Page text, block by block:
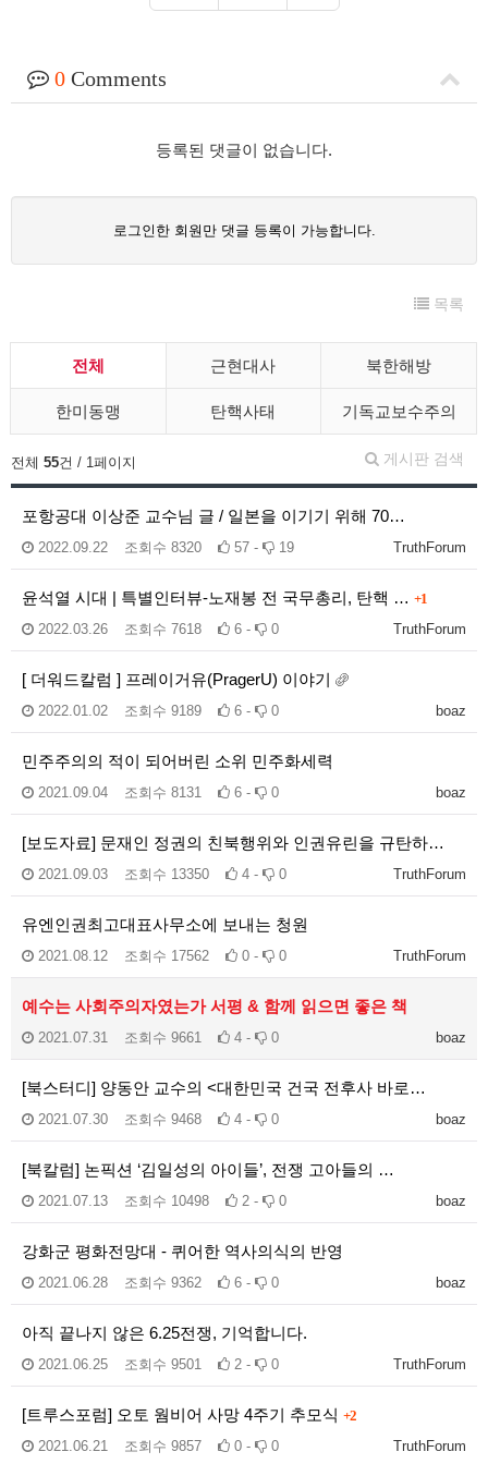
0 Comments
등록된 댓글이 없습니다.
로그인한 회원만 댓글 등록이 가능합니다.
목록
전체 근현대사 북한해방
한미동맹 탄핵사태 기독교보수주의
게시판 검색
전체 55건 / 1페이지
포항공대 이상준 교수님 글 / 일본을 이기기 위해 70…
TruthForum
2022.09.22 조회수 8320 57 - 19
윤석열 시대 | 특별인터뷰-노재봉 전 국무총리, 탄핵 … +1
TruthForum
2022.03.26 조회수 7618 6 - 0
[ 더워드칼럼 ] 프레이거유(PragerU) 이야기
boaz
2022.01.02 조회수 9189 6 - 0
민주주의의 적이 되어버린 소위 민주화세력
boaz
2021.09.04 조회수 8131 6 - 0
[보도자료] 문재인 정권의 친북행위와 인권유린을 규탄하…
TruthForum
2021.09.03 조회수 13350 4 - 0
유엔인권최고대표사무소에 보내는 청원
TruthForum
2021.08.12 조회수 17562 0 - 0
예수는 사회주의자였는가 서평 & 함께 읽으면 좋은 책
boaz
2021.07.31 조회수 9661 4 - 0
[북스터디] 양동안 교수의 <대한민국 건국 전후사 바로…
boaz
2021.07.30 조회수 9468 4 - 0
[북칼럼] 논픽션 ‘김일성의 아이들’, 전쟁 고아들의 …
boaz
2021.07.13 조회수 10498 2 - 0
강화군 평화전망대 - 퀴어한 역사의식의 반영
boaz
2021.06.28 조회수 9362 6 - 0
아직 끝나지 않은 6.25전쟁, 기억합니다.
TruthForum
2021.06.25 조회수 9501 2 - 0
[트루스포럼] 오토 웜비어 사망 4주기 추모식 +2
TruthForum
2021.06.21 조회수 9857 0 - 0